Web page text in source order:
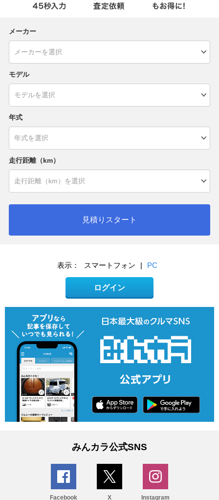
メーカー
モデル
年式
走行距離（km）
見積りスタート
表示： スマートフォン | PC
ログイン
みんカラ公式SNS
Facebook X Instagram